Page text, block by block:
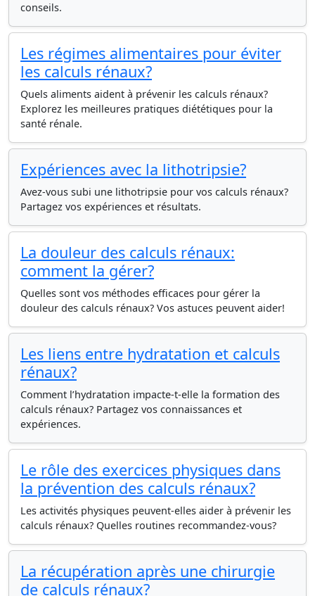
conseils.
Les régimes alimentaires pour éviter
les calculs rénaux?
Quels aliments aident à prévenir les calculs rénaux?
Explorez les meilleures pratiques diététiques pour la
santé rénale.
Expériences avec la lithotripsie?
Avez-vous subi une lithotripsie pour vos calculs rénaux?
Partagez vos expériences et résultats.
La douleur des calculs rénaux:
comment la gérer?
Quelles sont vos méthodes efficaces pour gérer la
douleur des calculs rénaux? Vos astuces peuvent aider!
Les liens entre hydratation et calculs
rénaux?
Comment l’hydratation impacte-t-elle la formation des
calculs rénaux? Partagez vos connaissances et
expériences.
Le rôle des exercices physiques dans
la prévention des calculs rénaux?
Les activités physiques peuvent-elles aider à prévenir les
calculs rénaux? Quelles routines recommandez-vous?
La récupération après une chirurgie
de calculs rénaux?